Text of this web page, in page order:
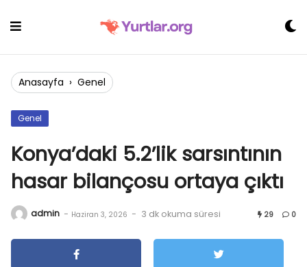
Anasayfa › Genel
Genel
Konya’daki 5.2’lik sarsıntının
hasar bilançosu ortaya çıktı
admin - Haziran 3, 2026 - 3 dk okuma süresi 29 0